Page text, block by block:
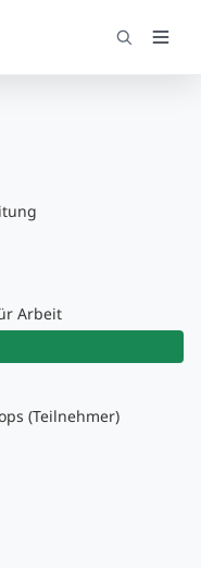
Arbeit
(Teilnehmer)